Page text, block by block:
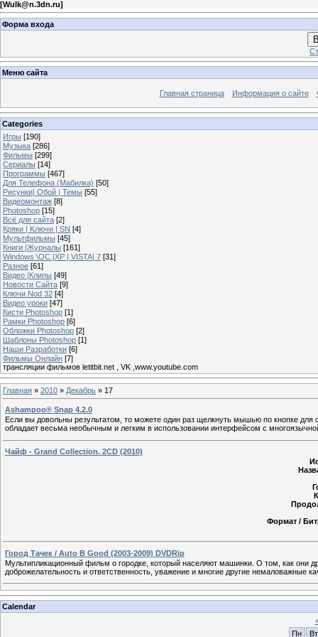
[Wulk@n.3dn.ru]
Форма входа
Меню сайта
Главная страница Информация о сайте
Categories
Игры [190]
Музыка [286]
Фильмы [299]
Сериалы [14]
Программы [467]
Для Телефона (Мабилка) [50]
Рисунки| Обой | Темы [55]
Видеомонтаж [8]
Photoshop [15]
Всё для сайта [2]
Кряки | Kлючи | SN [4]
Мультфильмы [45]
Книги |Журналы [161]
Windows \OC |XP | VISTA| 7 [31]
Разное [61]
Видео |Клипы [49]
Новости Сайта [9]
Ключи Nod 32 [4]
Видео уроки [47]
Кисти Photoshop [1]
Рамки Photoshop [6]
Обложки Photoshop [2]
Шаблоны Photoshop [1]
Наши Разработки [6]
Фильмы Онлайн [7]
трансляции фильмов letitbit.net , VK ,www.youtube.com
Главная » 2010 » Декабрь » 17
Ashampoo® Snap 4.2.0
Если вы довольны результатом, то можете один раз щелкнуть мышью по кнопке для
обладает весьма необычным и легким в использовании интерфейсом с
Чайф - Grand Collection. 2CD (2010)
Формат /
Город Тачек / Auto B Good (2003-2009) DVDRip
Мультипликационный фильм о городке, который населяют машинки. О том, как они
доброжелательность и ответственность, уважение и многие другие немаловажные
Calendar
Пн
Вт